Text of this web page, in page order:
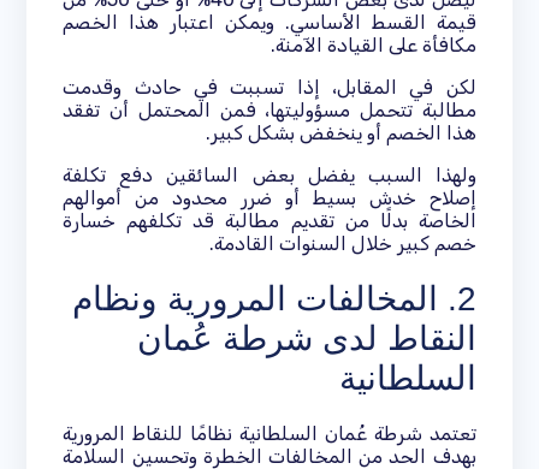
قيمة القسط الأساسي. ويمكن اعتبار هذا الخصم
مكافأة على القيادة الآمنة.
لكن في المقابل، إذا تسببت في حادث وقدمت
مطالبة تتحمل مسؤوليتها، فمن المحتمل أن تفقد
هذا الخصم أو ينخفض بشكل كبير.
ولهذا السبب يفضل بعض السائقين دفع تكلفة
إصلاح خدش بسيط أو ضرر محدود من أموالهم
الخاصة بدلًا من تقديم مطالبة قد تكلفهم خسارة
خصم كبير خلال السنوات القادمة.
2. المخالفات المرورية ونظام
النقاط لدى شرطة عُمان
السلطانية
تعتمد شرطة عُمان السلطانية نظامًا للنقاط المرورية
بهدف الحد من المخالفات الخطرة وتحسين السلامة